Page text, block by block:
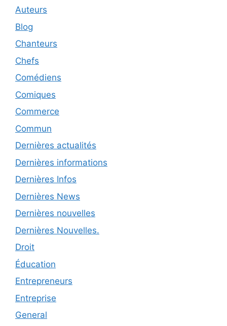
Auteurs
Blog
Chanteurs
Chefs
Comédiens
Comiques
Commerce
Commun
Dernières actualités
Dernières informations
Dernières Infos
Dernières News
Dernières nouvelles
Dernières Nouvelles.
Droit
Éducation
Entrepreneurs
Entreprise
General